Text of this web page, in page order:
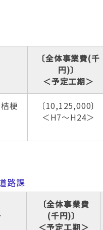
〔全体事業費(千
円)〕
＜予定工期＞
梗
〔10,125,000〕
＜H7～H24＞
路課
〔全体事業費
(千円)〕
＜予定工期＞